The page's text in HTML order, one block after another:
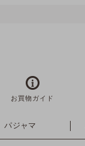
お買物ガイド
パジャマ